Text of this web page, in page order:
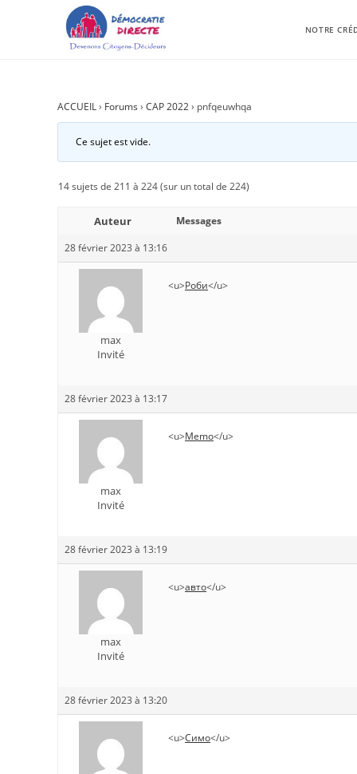
NOTRE
ACCUEIL› Forums › CAP 2022› pnfqeuwhqa
Ce sujet est vide.
14 sujets de 211 à 224 (sur un total de 224)
Auteur
Messages
28 février 2023 à 13:16
max
Invité
<u>Роби</u>
28 février 2023 à 13:17
max
Invité
<u>Memo</u>
28 février 2023 à 13:19
max
Invité
<u>авто</u>
28 février 2023 à 13:20
<u>Симо</u>